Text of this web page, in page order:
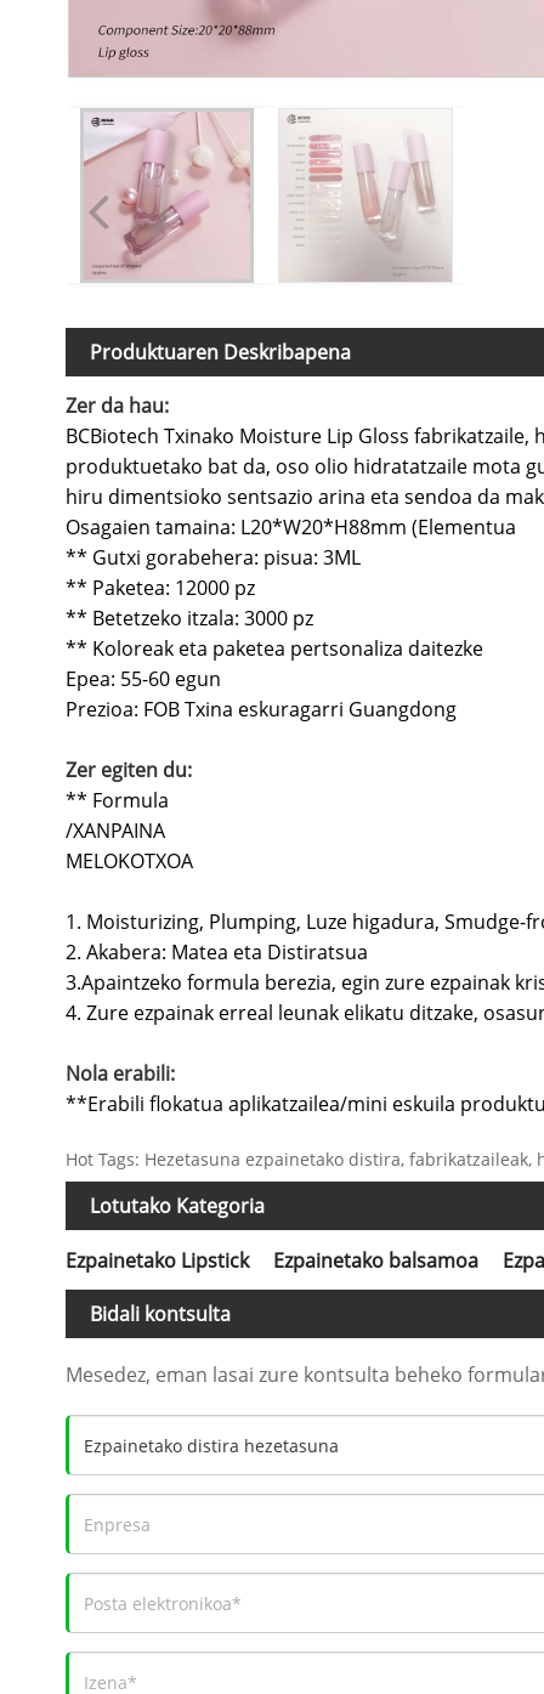
Produktuaren Deskribapena
Zer da hau:
BCBiotech Txinako Moisture Lip Gloss
produktuetako bat da, oso olio hidratatzaile mota
hiru dimentsioko sentsazio arina eta sendoa da
Osagaien tamaina: L20*W20*H88mm (Elementua
** Gutxi gorabehera: pisua: 3ML
** Paketea: 12000 pz
** Betetzeko itzala: 3000 pz
** Koloreak eta paketea pertsonaliza daitezke
Epea: 55-60 egun
Prezioa: FOB Txina eskuragarri Guangdong
Zer egiten du:
** Formula
/XANPAINA
MELOKOTXOA
1. Moisturizing, Plumping, Luze higadura, Smudge-
2. Akabera: Matea eta Distiratsua
3.Apaintzeko formula berezia, egin zure ezpainak
4. Zure ezpainak erreal leunak elikatu ditzake,
Nola erabili:
**Erabili flokatua aplikatzailea/mini eskuila
Hot Tags: Hezetasuna ezpainetako distira,
Lotutako Kategoria
Ezpainetako Lipstick Ezpainetako balsamoa
Bidali kontsulta
Mesedez, eman lasai zure kontsulta beheko